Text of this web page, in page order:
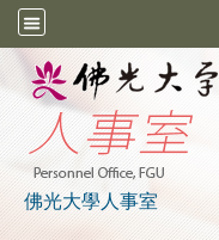
佛光大學人事室